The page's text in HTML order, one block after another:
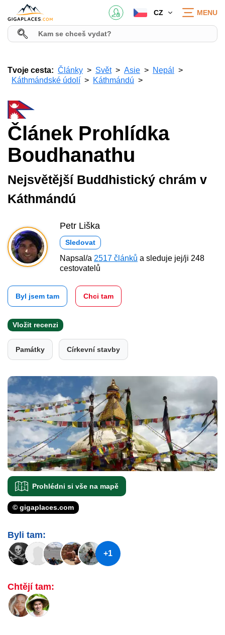
CZ MENU
Tvoje cesta: Články Svět Asie
Nepál
Káthmándské údolí
Káthmándú
Článek Prohlídka
Boudhanathu
Nejsvětější Buddhistický chrám v
Káthmándú
Petr Liška
Sledovat
Napsal/a 2517 článků a sleduje jej/ji 248
cestovatelů
Byl jsem tam Chci tam
Vložit recenzi
Památky Církevní stavby
Prohlédni si vše na mapě
© gigaplaces.com
Byli tam:
+1
Chtějí tam: